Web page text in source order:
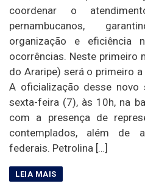
coordenar o
pernambucanos,
organização e eficiência
ocorrências. Neste primeiro
do Araripe) será o primeiro
A oficialização desse novo
sexta-feira (7), às 10h, na
com a presença de
contemplados, além de
federais. Petrolina […]